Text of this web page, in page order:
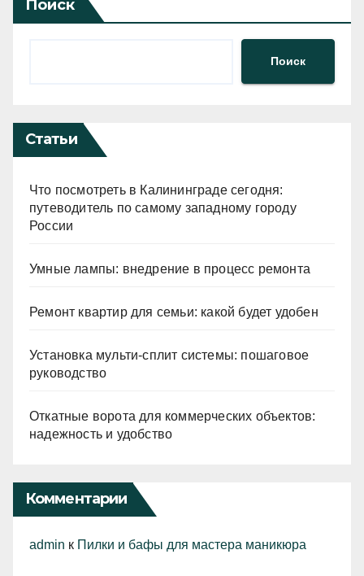
Поиск
Поиск
Статьи
Что посмотреть в Калининграде сегодня:
путеводитель по самому западному городу
России
Умные лампы: внедрение в процесс ремонта
Ремонт квартир для семьи: какой будет удобен
Установка мульти-сплит системы: пошаговое
руководство
Откатные ворота для коммерческих объектов:
надежность и удобство
Комментарии
admin к Пилки и бафы для мастера маникюра